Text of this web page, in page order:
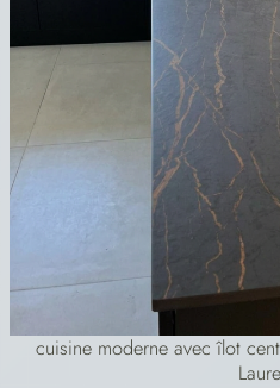
cuisine moderne avec îlot